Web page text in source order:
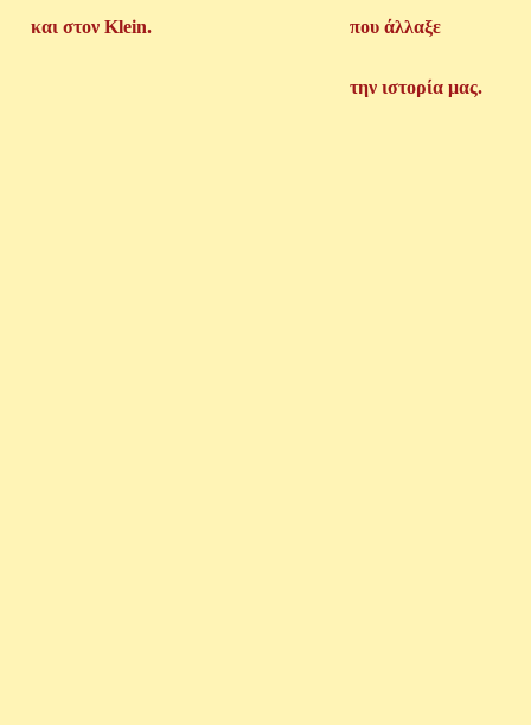
και στον Klein. που άλλαξε
την ιστορία μας.